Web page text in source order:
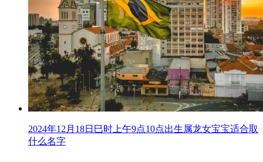
2024年12月18日巳时上午9点10点出生属龙女宝宝适合取
什么名字